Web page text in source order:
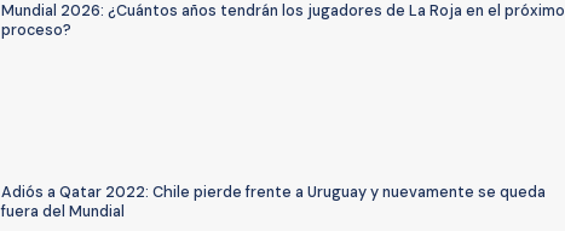
Mundial 2026: ¿Cuántos años tendrán los jugadores de La Roja en el próximo
proceso?
Adiós a Qatar 2022: Chile pierde frente a Uruguay y nuevamente se queda
fuera del Mundial